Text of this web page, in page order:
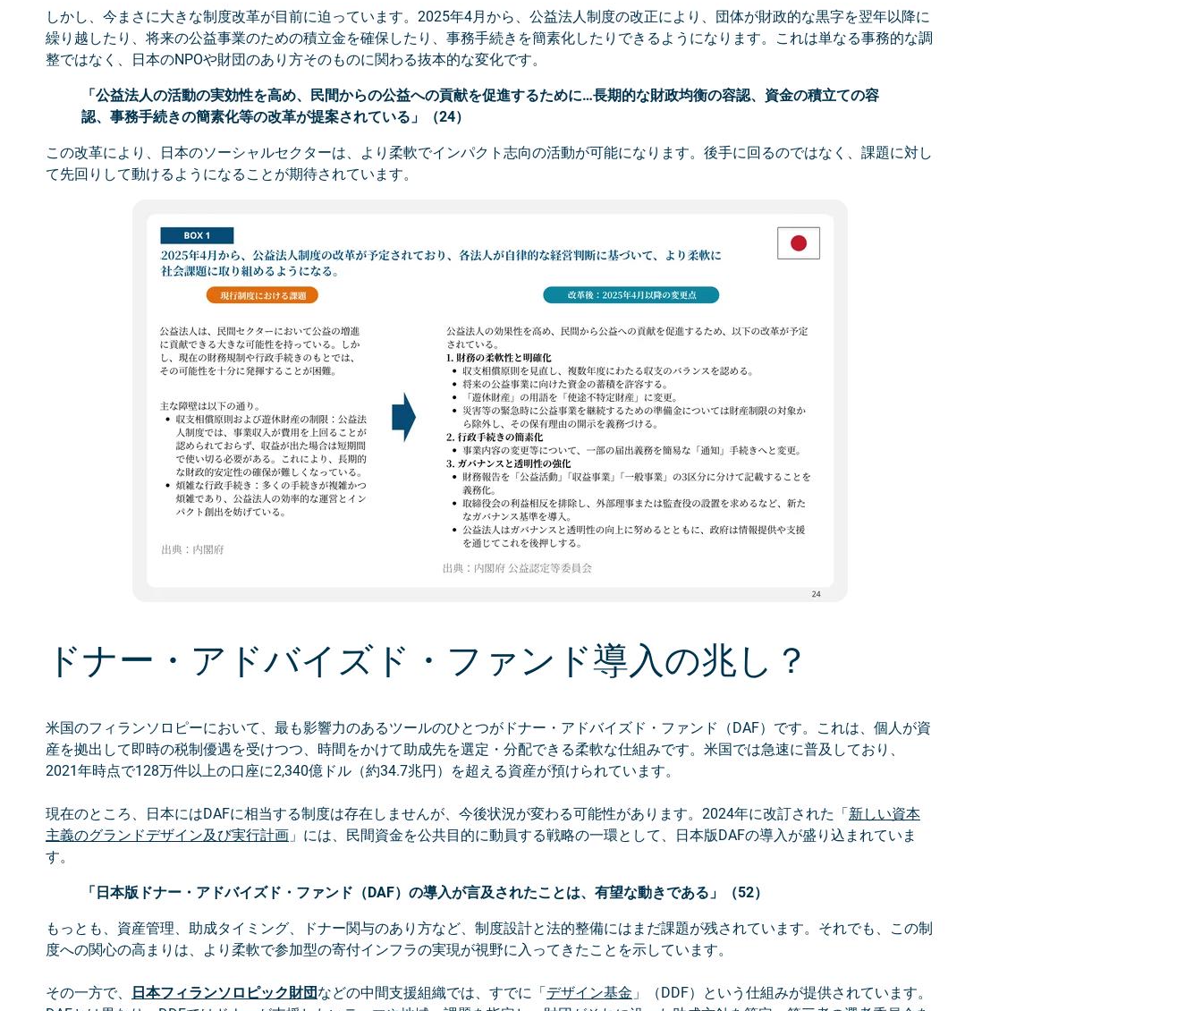
しかし、今まさに大きな制度改革が目前に迫っています。2025年4月から、公益法人制度の改正により、団体が財政的な黒字を翌年以降に
繰り越したり、将来の公益事業のための積立金を確保したり、事務手続きを簡素化したりできるようになります。これは単なる事務的な調
整ではなく、日本のNPOや財団のあり方そのものに関わる抜本的な変化です。
「公益法人の活動の実効性を高め、民間からの公益への貢献を促進するために…長期的な財政均衡の容認、資金の積立ての容
認、事務手続きの簡素化等の改革が提案されている」（24）
この改革により、日本のソーシャルセクターは、より柔軟でインパクト志向の活動が可能になります。後手に回るのではなく、課題に対し
て先回りして動けるようになることが期待されています。
ドナー・アドバイズド・ファンド導入の兆し？
米国のフィランソロピーにおいて、最も影響力のあるツールのひとつがドナー・アドバイズド・ファンド（DAF）です。これは、個人が資
産を拠出して即時の税制優遇を受けつつ、時間をかけて助成先を選定・分配できる柔軟な仕組みです。米国では急速に普及しており、
2021年時点で128万件以上の口座に2,340億ドル（約34.7兆円）を超える資産が預けられています。
現在のところ、日本にはDAFに相当する制度は存在しませんが、今後状況が変わる可能性があります。2024年に改訂された「新しい資本
主義のグランドデザイン及び実行計画 」には、民間資金を公共目的に動員する戦略の一環として、日本版DAFの導入が盛り込まれていま
す。
「日本版ドナー・アドバイズド・ファンド（DAF）の導入が言及されたことは、有望な動きである」（52）
もっとも、資産管理、助成タイミング、ドナー関与のあり方など、制度設計と法的整備にはまだ課題が残されています。それでも、この制
度への関心の高まりは、より柔軟で参加型の寄付インフラの実現が視野に入ってきたことを示しています。
その一方で、 日本フィランソロピック財団 などの中間支援組織では、すでに「デザイン基金 」（DDF）という仕組みが提供されています。